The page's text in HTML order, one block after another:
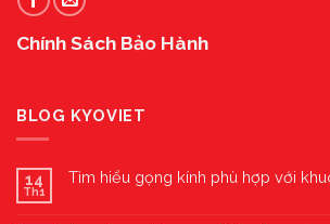
Chính Sách Bảo Hành
BLOG KYOVIET
14
Th1
Tìm hiểu gọng kính phù hợp với